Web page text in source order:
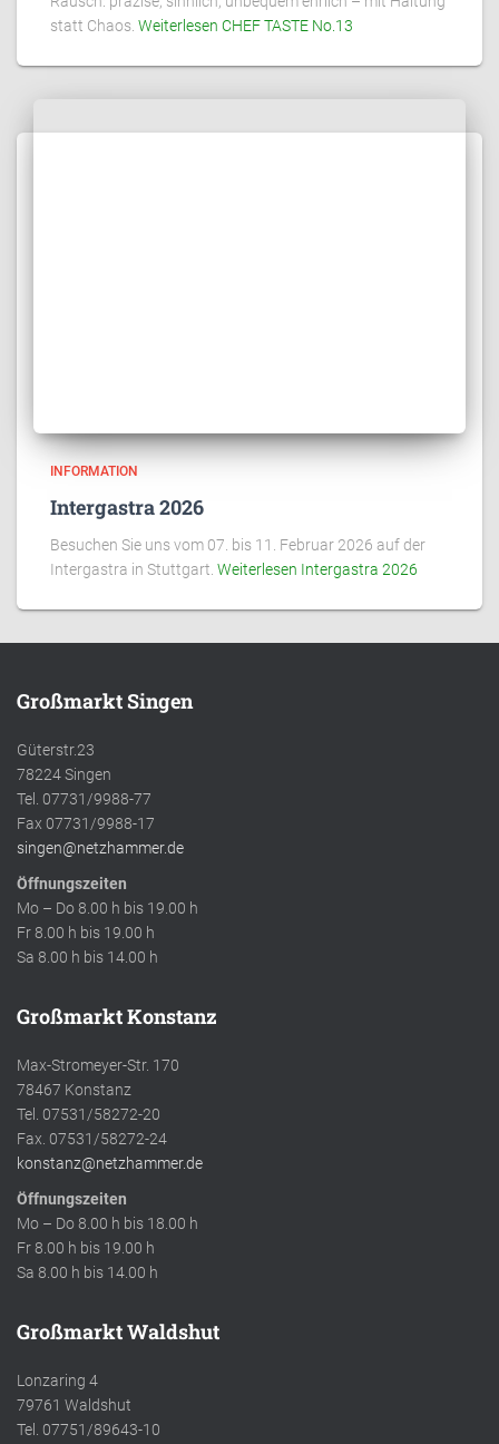
statt Chaos. Weiterlesen CHEF TASTE No.13
INFORMATION
Intergastra 2026
Besuchen Sie uns vom 07. bis 11. Februar 2026 auf der
Intergastra in Stuttgart. Weiterlesen Intergastra 2026
Großmarkt Singen
Güterstr.23
78224 Singen
Tel. 07731/9988-77
Fax 07731/9988-17
singen@netzhammer.de
Öffnungszeiten
Mo – Do 8.00 h bis 19.00 h
Fr 8.00 h bis 19.00 h
Sa 8.00 h bis 14.00 h
Großmarkt Konstanz
Max-Stromeyer-Str. 170
78467 Konstanz
Tel. 07531/58272-20
Fax. 07531/58272-24
konstanz@netzhammer.de
Öffnungszeiten
Mo – Do 8.00 h bis 18.00 h
Fr 8.00 h bis 19.00 h
Sa 8.00 h bis 14.00 h
Großmarkt Waldshut
Lonzaring 4
79761 Waldshut
Tel. 07751/89643-10